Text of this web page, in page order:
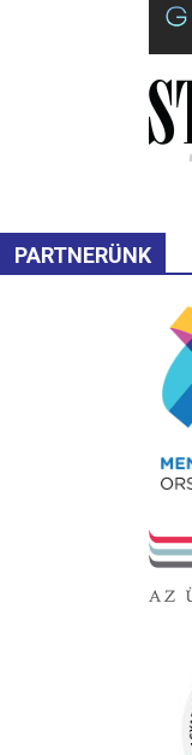
PARTNERÜNK